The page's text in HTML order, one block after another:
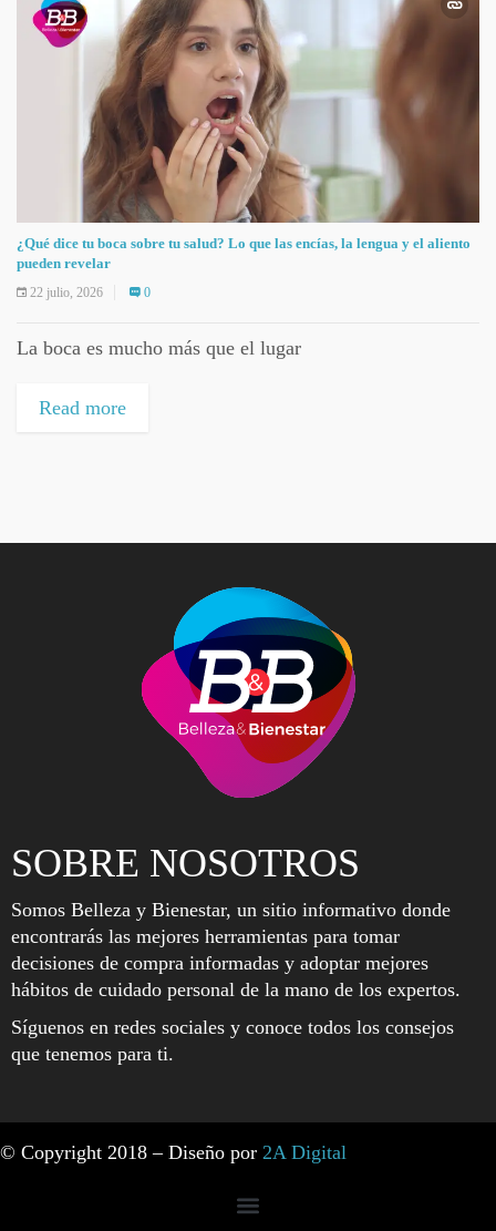
¿Qué dice tu boca sobre tu salud? Lo que las encías, la lengua y el aliento
pueden revelar
22 julio, 2026 0
La boca es mucho más que el lugar
Read more
SOBRE NOSOTROS
Somos Belleza y Bienestar, un sitio informativo donde
encontrarás las mejores herramientas para tomar
decisiones de compra informadas y adoptar mejores
hábitos de cuidado personal de la mano de los expertos.
Síguenos en redes sociales y conoce todos los consejos
que tenemos para ti.
© Copyright 2018 – Diseño por 2A Digital